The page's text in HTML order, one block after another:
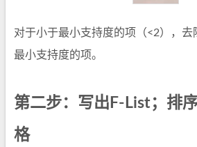
对于小于最小支持度的项（<2），
最小支持度的项。
第二步：写出F-List；排
格